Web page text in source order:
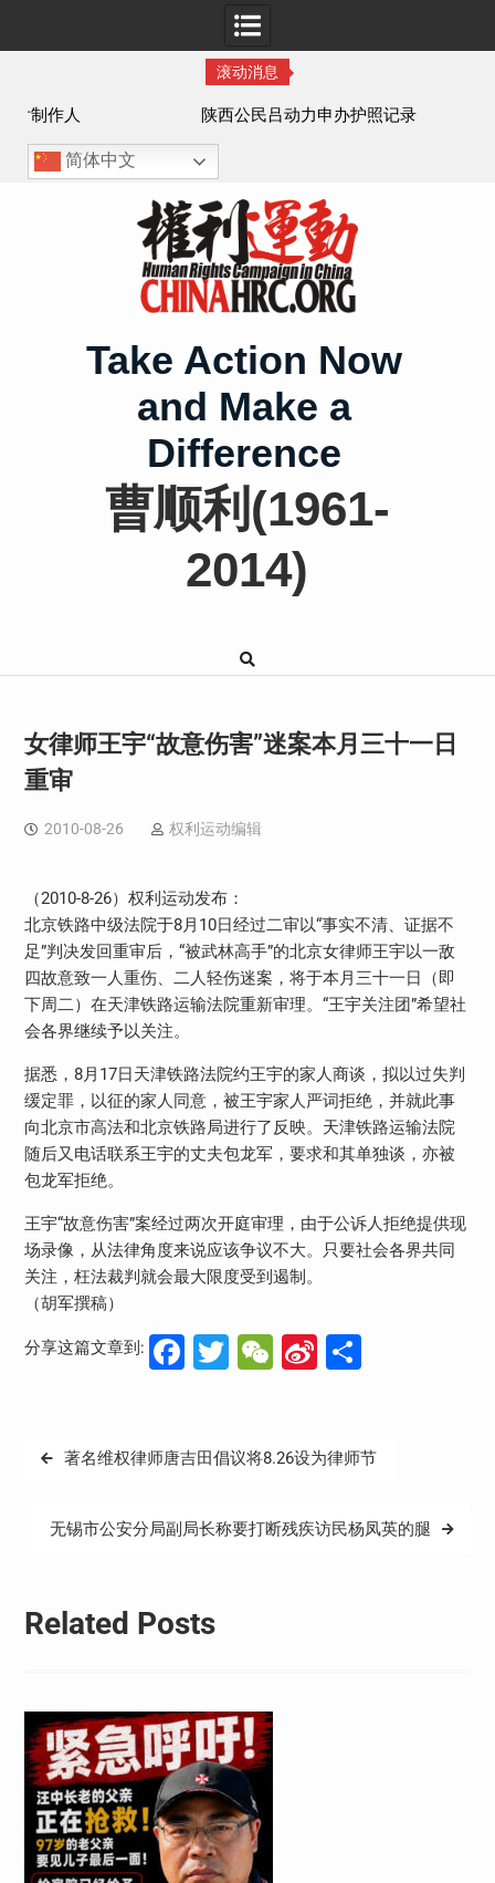
滚动消息
陕西公民吕动力申办护照记录
简体中文
Take Action Now
and Make a
Difference
曹顺利(1961-
2014)
女律师王宇“故意伤害”迷案本月三十一日
重审
2010-08-26 权利运动编辑
（2010-8-26）权利运动发布：
北京铁路中级法院于8月10日经过二审以“事实不清、证据不
足”判决发回重审后，“被武林高手”的北京女律师王宇以一敌
四故意致一人重伤、二人轻伤迷案，将于本月三十一日（即
下周二）在天津铁路运输法院重新审理。“王宇关注团”希望社
会各界继续予以关注。
据悉，8月17日天津铁路法院约王宇的家人商谈，拟以过失判
缓定罪，以征的家人同意，被王宇家人严词拒绝，并就此事
向北京市高法和北京铁路局进行了反映。天津铁路运输法院
随后又电话联系王宇的丈夫包龙军，要求和其单独谈，亦被
包龙军拒绝。
王宇“故意伤害”案经过两次开庭审理，由于公诉人拒绝提供现
场录像，从法律角度来说应该争议不大。只要社会各界共同
关注，枉法裁判就会最大限度受到遏制。
（胡军撰稿）
分享这篇文章到: Facebook
Twitter
WeChat
Sina分
文
著名维权律师唐吉田倡议将8.26设为律师节
无锡市公安分局副局长称要打断残疾访民杨凤英的腿
Related Posts